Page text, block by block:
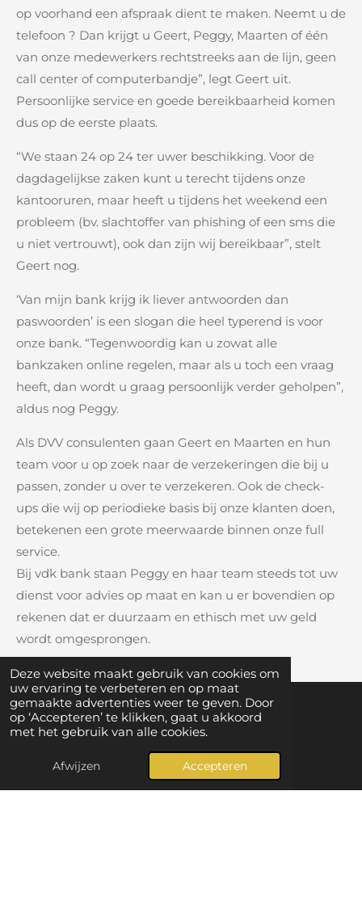
Deze website maakt gebruik van cookies om
uw ervaring te verbeteren en op maat
gemaakte advertenties weer te geven. Door
op ‘Accepteren’ te klikken, gaat u akkoord
met het gebruik van alle cookies.
Afwijzen Accepteren
op voorhand een afspraak dient te maken. Neemt u de
telefoon ? Dan krijgt u Geert, Peggy, Maarten of één
van onze medewerkers rechtstreeks aan de lijn, geen
call center of computerbandje”, legt Geert uit.
Persoonlijke service en goede bereikbaarheid komen
dus op de eerste plaats.
“We staan 24 op 24 ter uwer beschikking. Voor de
dagdagelijkse zaken kunt u terecht tijdens onze
kantooruren, maar heeft u tijdens het weekend een
probleem (bv. slachtoffer van phishing of een sms die
u niet vertrouwt), ook dan zijn wij bereikbaar”, stelt
Geert nog.
‘Van mijn bank krijg ik liever antwoorden dan
paswoorden’ is een slogan die heel typerend is voor
onze bank. “Tegenwoordig kan u zowat alle
bankzaken online regelen, maar als u toch een vraag
heeft, dan wordt u graag persoonlijk verder geholpen”,
aldus nog Peggy.
Als DVV consulenten gaan Geert en Maarten en hun
team voor u op zoek naar de verzekeringen die bij u
passen, zonder u over te verzekeren. Ook de check-
ups die wij op periodieke basis bij onze klanten doen,
betekenen een grote meerwaarde binnen onze full
service.
Bij vdk bank staan Peggy en haar team steeds tot uw
dienst voor advies op maat en kan u er bovendien op
rekenen dat er duurzaam en ethisch met uw geld
wordt omgesprongen.
Lid worden? Vulhier je gegevens in.
Volg het Handelscentrum Gavere nu ook op